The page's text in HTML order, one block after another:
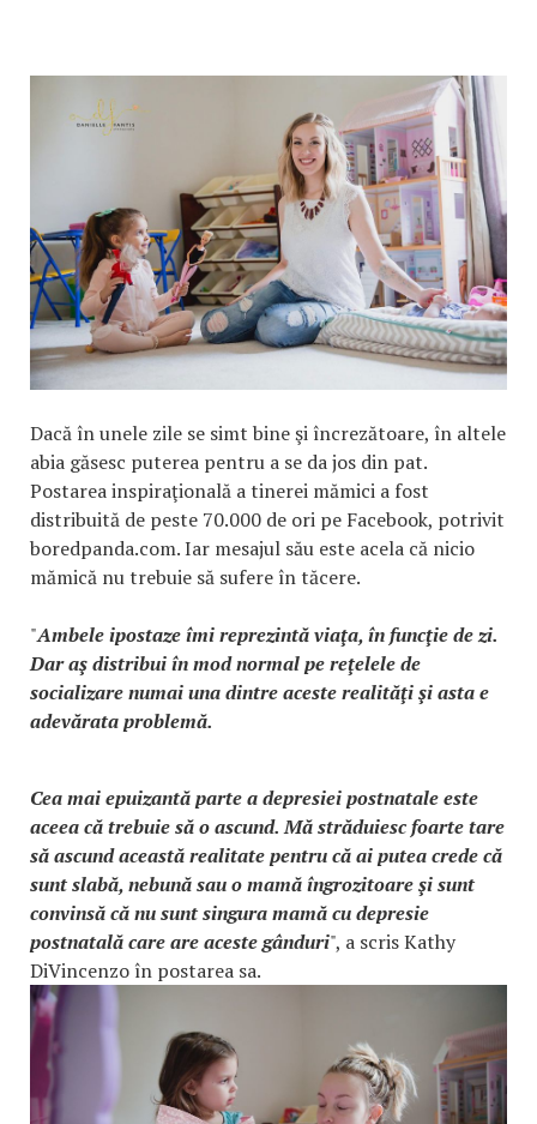
Dacă în unele zile se simt bine şi încrezătoare, în altele
abia găsesc puterea pentru a se da jos din pat.
Postarea inspiraţională a tinerei mămici a fost
distribuită de peste 70.000 de ori pe Facebook, potrivit
boredpanda.com. Iar mesajul său este acela că nicio
mămică nu trebuie să sufere în tăcere.
"Ambele ipostaze îmi reprezintă viaţa, în funcţie de zi.
Dar aş distribui în mod normal pe reţelele de
socializare numai una dintre aceste realităţi şi asta e
adevărata problemă.
Cea mai epuizantă parte a depresiei postnatale este
aceea că trebuie să o ascund. Mă străduiesc foarte tare
să ascund această realitate pentru că ai putea crede că
sunt slabă, nebună sau o mamă îngrozitoare şi sunt
convinsă că nu sunt singura mamă cu depresie
postnatală care are aceste gânduri", a scris Kathy
DiVincenzo în postarea sa.